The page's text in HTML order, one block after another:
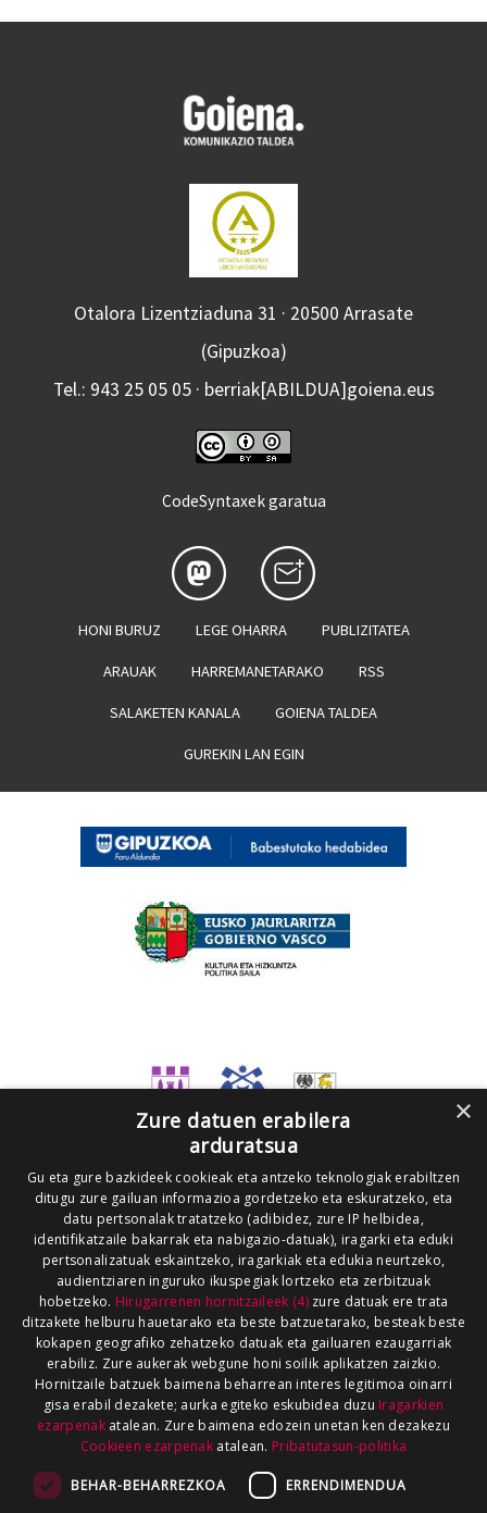
Otalora Lizentziaduna 31 · 20500 Arrasate
(Gipuzkoa)
Tel.: 943 25 05 05 · berriak[ABILDUA]goiena.eus
CodeSyntaxek garatua
HONI BURUZ LEGE OHARRA PUBLIZITATEA
ARAUAK HARREMANETARAKO RSS
SALAKETEN KANALA GOIENA TALDEA
GUREKIN LAN EGIN
×
Zure datuen erabilera
arduratsua
Gu eta gure bazkideek cookieak eta antzeko teknologiak erabiltzen
ditugu zure gailuan informazioa gordetzeko eta eskuratzeko, eta
datu pertsonalak tratatzeko (adibidez, zure IP helbidea,
identifikatzaile bakarrak eta nabigazio-datuak), iragarki eta eduki
pertsonalizatuak eskaintzeko, iragarkiak eta edukia neurtzeko,
audientziaren inguruko ikuspegiak lortzeko eta zerbitzuak
hobetzeko. Hirugarrenen hornitzaileek (4)zure datuak ere trata
ditzakete helburu hauetarako eta beste batzuetarako, besteak beste
kokapen geografiko zehatzeko datuak eta gailuaren ezaugarriak
erabiliz. Zure aukerak webgune honi soilik aplikatzen zaizkio.
Hornitzaile batzuek baimena beharrean interes legitimoa oinarri
gisa erabil dezakete; aurka egiteko eskubidea duzu Iragarkien
ezarpenakatalean. Zure baimena edozein unetan ken dezakezu
Cookieen ezarpenak atalean. Pribatutasun-politika
BEHAR-BEHARREZKOA ERRENDIMENDUA